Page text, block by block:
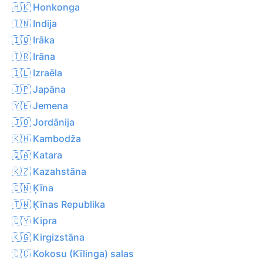
🇭🇰 Honkonga
🇮🇳 Indija
🇮🇶 Irāka
🇮🇷 Irāna
🇮🇱 Izraēla
🇯🇵 Japāna
🇾🇪 Jemena
🇯🇴 Jordānija
🇰🇭 Kambodža
🇶🇦 Katara
🇰🇿 Kazahstāna
🇨🇳 Ķīna
🇹🇼 Ķīnas Republika
🇨🇾 Kipra
🇰🇬 Kirgizstāna
🇨🇨 Kokosu (Kīlinga) salas